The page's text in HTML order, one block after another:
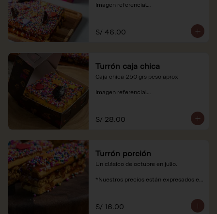
Imagen referencial
soles e incluyen impuestos de ley y
recargo al consumo.
S/ 46.00
Turrón caja chica
Caja chica 250 grs peso aprox
Imagen referencial
soles e incluyen impuestos de ley y
recargo al consumo.
S/ 28.00
Turrón porción
Un clásico de octubre en julio.
*Nuestros precios están expresados en
S/ 16.00